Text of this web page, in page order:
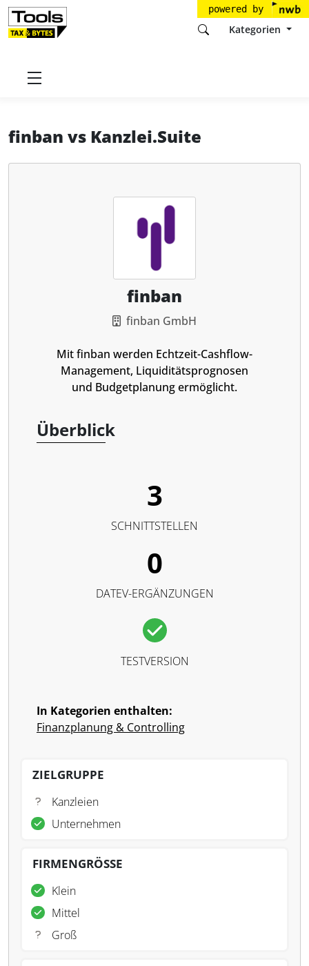
powered by
Kategorien
Startseite
finban vs Kanzlei.Suite
finban
finban GmbH
Mit finban werden Echtzeit-Cashflow-
Management, Liquiditätsprognosen
und Budgetplanung ermöglicht.
Überblick
3
SCHNITTSTELLEN
0
DATEV-ERGÄNZUNGEN
TESTVERSION
In Kategorien enthalten:
Finanzplanung & Controlling
ZIELGRUPPE
Kanzleien
Unternehmen
FIRMENGRÖSSE
Klein
Mittel
Groß